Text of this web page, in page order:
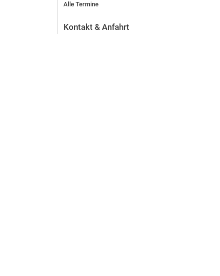
Alle Termine
Kontakt & Anfahrt